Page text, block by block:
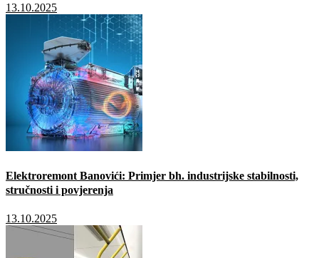
13.10.2025
Elektroremont Banovići: Primjer bh. industrijske stabilnosti,
stručnosti i povjerenja
13.10.2025